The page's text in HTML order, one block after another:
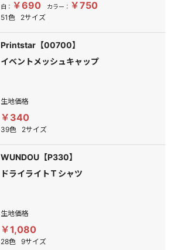
白： ￥690 カラー： ￥750
51色 2サイズ
Printstar【00700】
イベントメッシュキャップ
生地価格
￥340
39色 2サイズ
WUNDOU【P330】
ドライライトＴシャツ
生地価格
￥1,080
28色 9サイズ